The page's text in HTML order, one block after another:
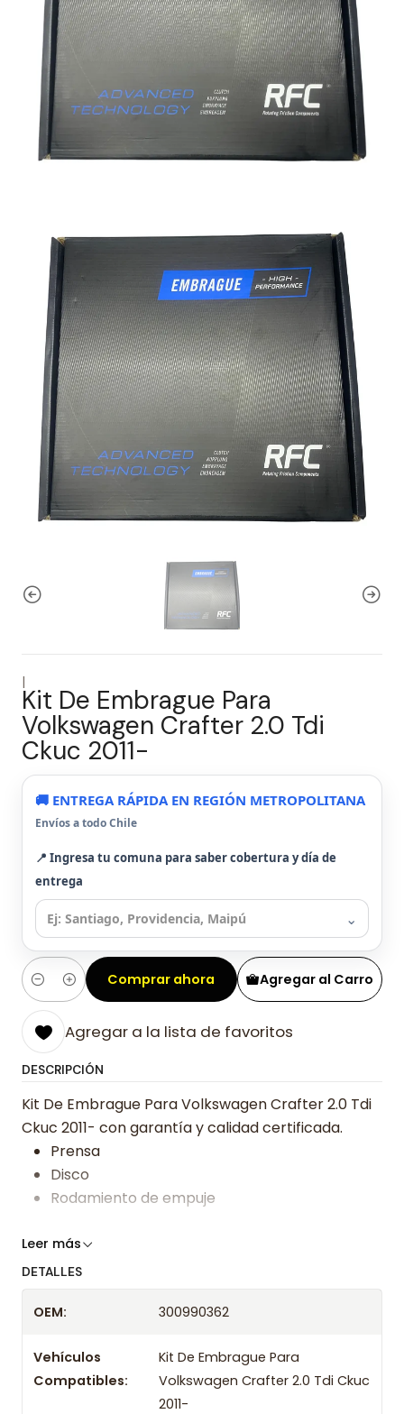
|
Kit De Embrague Para
Volkswagen Crafter 2.0 Tdi
Ckuc 2011-
🚚 ENTREGA RÁPIDA EN REGIÓN METROPOLITANA
Envíos a todo Chile
📍 Ingresa tu comuna para saber cobertura y día de
entrega
⌄
Cantidad
Agregar al Carro
Comprar ahora
Agregar a la lista de favoritos
DESCRIPCIÓN
Kit De Embrague Para Volkswagen Crafter 2.0 Tdi
Ckuc 2011- con garantía y calidad certificada.
Prensa
Disco
Rodamiento de empuje
Somos especialistas en embragues desde 2019,
tienda previo correo de confirmación.
Leer más
DETALLES
OEM: 300990362
Vehículos
Compatibles:
Kit De Embrague Para
Volkswagen Crafter 2.0 Tdi Ckuc
2011-